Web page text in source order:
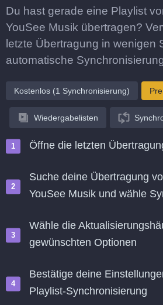
Du hast gerade eine Playlist
YouSee Musik übertragen?
letzte Übertragung in wenigen
automatische
Kostenlos (1 Synchronisierung)
Wiedergabelisten
Öffne die letzten
Suche deine Übertragung
YouSee Musik und wähle
Wähle die
gewünschten Optionen
Bestätige deine
Playlist-Synchronisierung